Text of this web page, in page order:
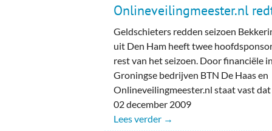
Woningaanbod
Columns & Redactioneel
Foto-pagina
Muziek
Toerisme & Musea
Podia & Dorpshuizen
Onlineveilingmeester.nl
Geldschieters redden seizoen
uit Den Ham heeft twee
rest van het seizoen. Door financiële
Groningse bedrijven BTN De Haas en
Onlineveilingmeester.nl staat vast dat
02 december 2009
Lees verder →